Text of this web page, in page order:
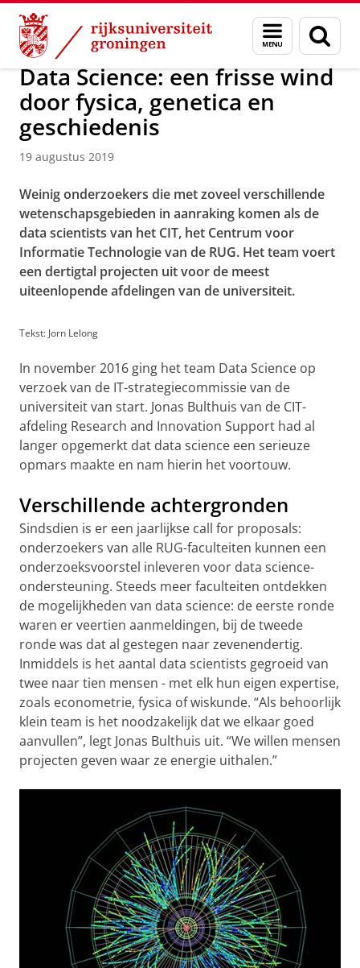
Skip
Content
Skip
Navigation
Menu
en
zoeken
Over ons Actueel Nieuws Nieuwsberichten
Data Science: een frisse wind
door fysica, genetica en
geschiedenis
19 augustus 2019
Weinig onderzoekers die met zoveel verschillende
wetenschapsgebieden in aanraking komen als de
data scientists van het CIT, het Centrum voor
Informatie Technologie van de RUG. Het team voert
een dertigtal projecten uit voor de meest
uiteenlopende afdelingen van de universiteit.
Tekst: Jorn Lelong
In november 2016 ging het team Data Science op
verzoek van de IT-strategiecommissie van de
universiteit van start. Jonas Bulthuis van de CIT-
afdeling Research and Innovation Support had al
langer opgemerkt dat data science een serieuze
opmars maakte en nam hierin het voortouw.
Verschillende achtergronden
Sindsdien is er een jaarlijkse call for proposals:
onderzoekers van alle RUG-faculteiten kunnen een
onderzoeksvoorstel inleveren voor data science-
ondersteuning. Steeds meer faculteiten ontdekken
de mogelijkheden van data science: de eerste ronde
waren er veertien aanmeldingen, bij de tweede
ronde was dat al gestegen naar zevenendertig.
Inmiddels is het aantal data scientists gegroeid van
twee naar tien mensen - met elk hun eigen expertise,
zoals econometrie, fysica of wiskunde. “Als behoorlijk
klein team is het noodzakelijk dat we elkaar goed
aanvullen”, legt Jonas Bulthuis uit. “We willen mensen
projecten geven waar ze energie uithalen.”